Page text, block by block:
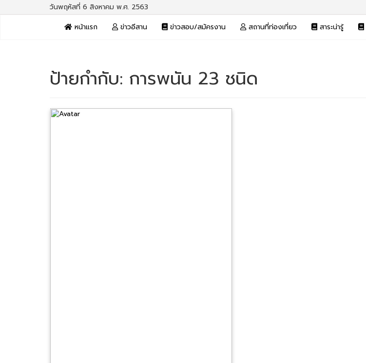
วันพฤหัสที่ 6 สิงหาคม พ.ศ. 2563
หน้าแรก
ข่าวอีสาน ข่าวสอบ/สมัครงาน สถานที่ท่องเที่ยว สาระน่ารู้
ป้ายกำกับ: การพนัน 23 ชนิด